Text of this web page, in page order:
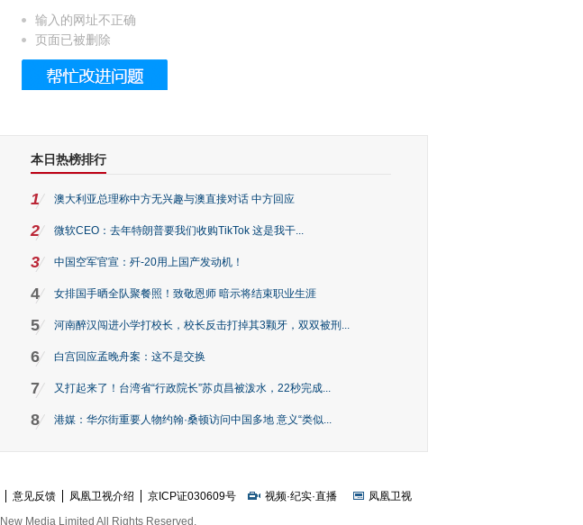
卷，还原了600岁的紫禁城
输入的网址不正确
页面已被删除
本日热榜排行
1 澳大利亚总理称中方无兴趣与澳直接对话 中方回应
2 微软CEO：去年特朗普要我们收购TikTok 这是我干...
3 中国空军官宣：歼-20用上国产发动机！
4 女排国手晒全队聚餐照！致敬恩师 暗示将结束职业生涯
5 河南醉汉闯进小学打校长，校长反击打掉其3颗牙，双双被刑...
6 白宫回应孟晚舟案：这不是交换
7 又打起来了！台湾省“行政院长”苏贞昌被泼水，22秒完成...
8 港媒：华尔街重要人物约翰·桑顿访问中国多地 意义“类似...
意见反馈 凤凰卫视介绍 京ICP证030609号 视频·纪实·直播
凤凰卫视
Media Limited All Rights Reserved.